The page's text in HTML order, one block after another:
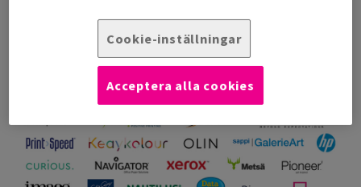
Det är enkelt, köp Antalis-produkter, samla poäng, njut av
Cookie-inställningar
Acceptera alla cookies